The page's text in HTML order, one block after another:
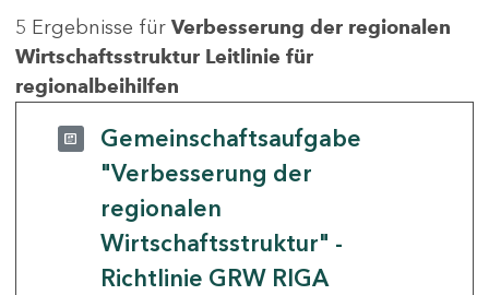
5 Ergebnisse für Verbesserung der regionalen
Wirtschaftsstruktur Leitlinie für
regionalbeihilfen
Gemeinschaftsaufgabe
"Verbesserung der
regionalen
Wirtschaftsstruktur" -
Richtlinie GRW RIGA